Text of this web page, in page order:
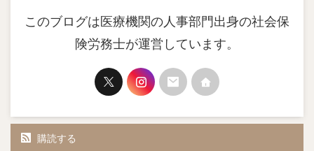
このブログは医療機関の人事部門出身の社会保
険労務士が運営しています。
購読する